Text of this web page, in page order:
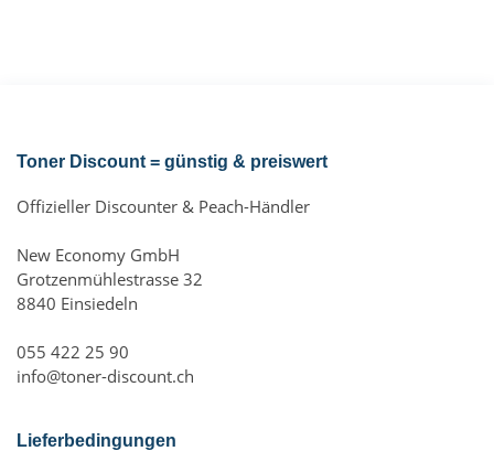
Toner Discount = günstig & preiswert
Offizieller Discounter & Peach-Händler
New Economy GmbH
Grotzenmühlestrasse 32
8840 Einsiedeln
055 422 25 90
info@toner-discount.ch
Lieferbedingungen